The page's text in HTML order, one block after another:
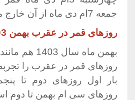
جمعه 7ام دی ماه از آن خارج میشود.
روزهای قمر در عقرب بهمن 1403
بهمن ماه سال
روزهای قمر در عقرب را
بار اول روزهای دوم تا
روزهای سی ام بهمن تا دوم